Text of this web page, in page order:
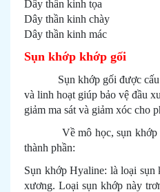
Dây thần kinh tọa
Dây thần kinh chày
Dây thần kinh mác
Sụn khớp khớp gối
Sụn khớp gối được cấu
và linh hoạt giúp bảo vệ đầu
giảm ma sát và giảm xóc cho
Về mô học, sụn khớp
thành phần:
Sụn khớp Hyaline: là loại sụn
xương. Loại sụn khớp này